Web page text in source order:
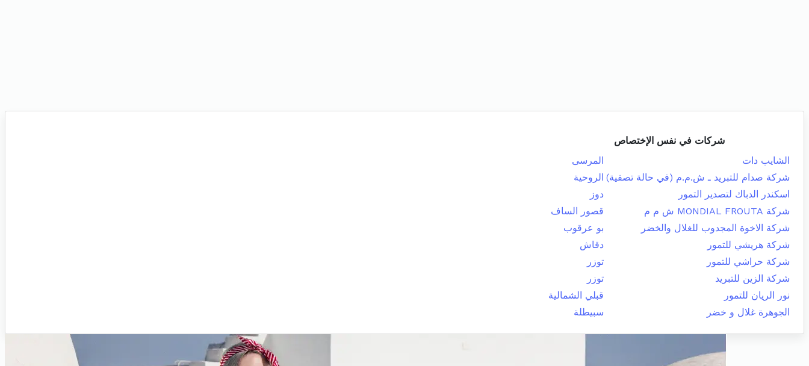
شركات في نفس الإختصاص
الشايب دات
المرسى
شركة صدام للتبريد ـ ش.م.م (في حالة تصفية) الروحية
اسكندر الدباك لتصدير التمور
دوز
شركة MONDIAL FROUTA ش م م
قصور الساف
شركة الاخوة المجدوب للغلال والخضر
بو عرقوب
شركة هريشي للتمور
دقاش
شركة حراشي للتمور
توزر
شركة الزين للتبريد
توزر
نور الريان للتمور
قبلي الشمالية
الجوهرة غلال و خضر
سبيطلة